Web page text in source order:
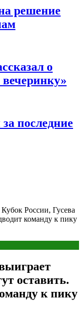
решение
о
последние
России, Гусева
команду к пику
оставить.
к пику